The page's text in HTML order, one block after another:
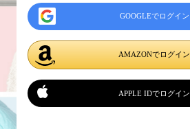
GOOGLEでログイン
AMAZONでログイン
APPLE IDでログイン